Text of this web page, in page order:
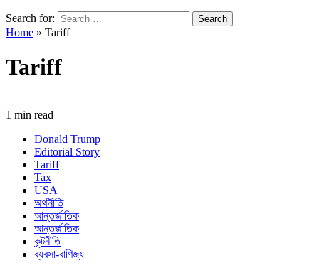
Search for:
Home » Tariff
Tariff
1 min read
Donald Trump
Editorial Story
Tariff
Tax
USA
অর্থনীতি
আন্তর্জাতিক
আন্তর্জাতিক
কূটনীতি
ব্যবসা-বাণিজ্য